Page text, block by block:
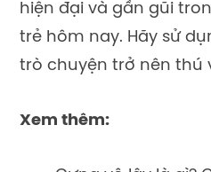
hiện đại và gần gũi
trẻ hôm nay. Hãy sử
trò chuyện trở nên thú
Xem thêm: